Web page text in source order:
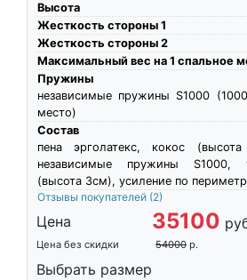
Высота
Жесткость стороны 1
Жесткость стороны 2
Максимальный вес на 1 спальное
Пружины
независимые пружины S1000
место)
Состав
пена эрголатекс, кокос
независимые пружины S1000,
(высота 3см), усиление по
Отзывы покупателей (2)
Цена 35100
Цена без скидки 54000 р.
Выбрать размер